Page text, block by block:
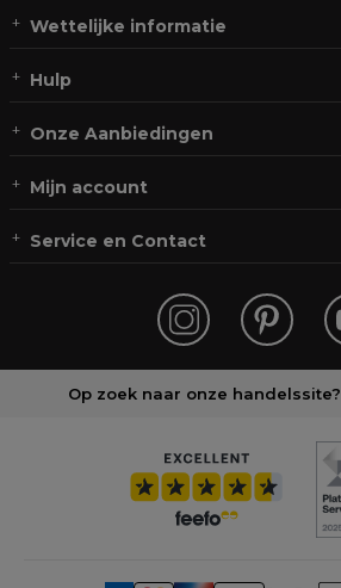
Wettelijke informatie
Hulp
Onze Aanbiedingen
Mijn account
Service en Contact
Op zoek naar onze handelssite?